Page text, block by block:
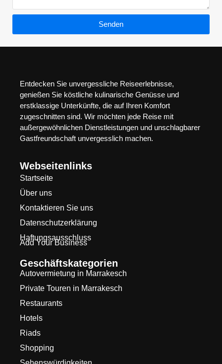
Senden
Entdecken Sie unvergessliche Reiseerlebnisse,
genießen Sie köstliche kulinarische Genüsse und
erstklassige Unterkünfte, die auf Ihren Komfort
zugeschnitten sind. Wir möchten jede Reise mit
außergewöhnlichen Dienstleistungen und unschlagbarer
Gastfreundschaft unvergesslich machen.
Webseitenlinks
Startseite
Über uns
Kontaktieren Sie uns
Datenschutzerklärung
Haftungsausschluss
Add Your Business
Geschäftskategorien
Autovermietung in Marrakesch
Private Touren in Marrakesch
Restaurants
Hotels
Riads
Shopping